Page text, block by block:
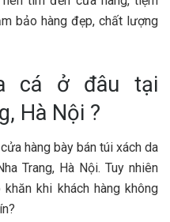
bảo hàng đẹp, chất lượng
cá ở đâu tại
Hà Nội ?
hàng bày bán túi xách da
Trang, Hà Nội. Tuy nhiên
khi khách hàng không